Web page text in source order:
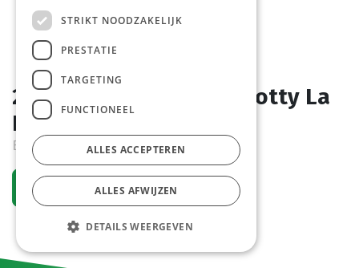
2003 Mini Beignet Apricotty La
Lorraine 105 x 25 gr
Bestelartikel
Vraag een account aan
STRIKT NOODZAKELIJK
PRESTATIE
TARGETING
FUNCTIONEEL
ALLES ACCEPTEREN
ALLES AFWIJZEN
DETAILS WEERGEVEN